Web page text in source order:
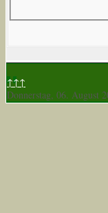
↑↑↑
Donnerstag, 06. August